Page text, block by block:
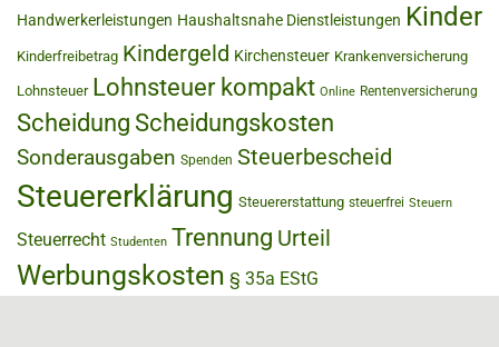
Handwerkerleistungen Haushaltsnahe Dienstleistungen Kinder
Kinderfreibetrag Kindergeld Kirchensteuer Krankenversicherung
Lohnsteuer Lohnsteuer kompakt Online Rentenversicherung
Scheidung Scheidungskosten
Sonderausgaben Spenden Steuerbescheid
Steuererklärung Steuererstattung steuerfrei Steuern
Steuerrecht Studenten Trennung Urteil
Werbungskosten § 35a EStG